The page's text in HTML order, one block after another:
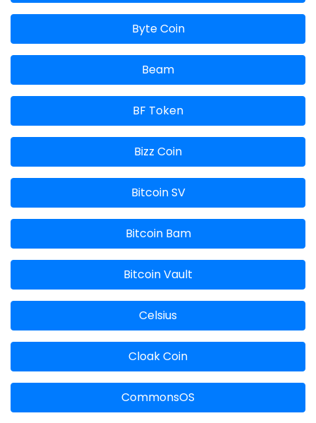
Byte Coin
Beam
BF Token
Bizz Coin
Bitcoin SV
Bitcoin Bam
Bitcoin Vault
Celsius
Cloak Coin
CommonsOS